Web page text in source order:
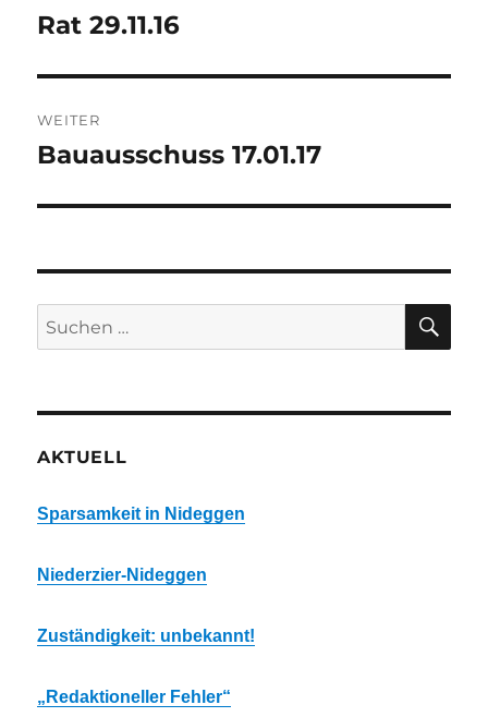
Vorheriger
Rat 29.11.16
WEITER
Nächster
Bauausschuss 17.01.17
Suchen
nach:
AKTUELL
Sparsamkeit in Nideggen
Niederzier-Nideggen
Zuständigkeit: unbekannt!
„Redaktioneller Fehler“